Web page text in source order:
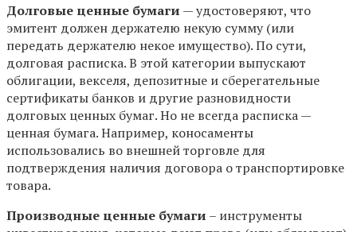
Долговые ценные бумаги — удостоверяют, что
эмитент должен держателю некую сумму (или
передать держателю некое имущество). По сути,
долговая расписка. В этой категории выпускают
облигации, векселя, депозитные и сберегательные
сертификаты банков и другие разновидности
долговых ценных бумаг. Но не всегда расписка —
ценная бумага. Например, коносаменты
использовались во внешней торговле для
подтверждения наличия договора о транспортировке
товара.
Производные ценные бумаги – инструменты